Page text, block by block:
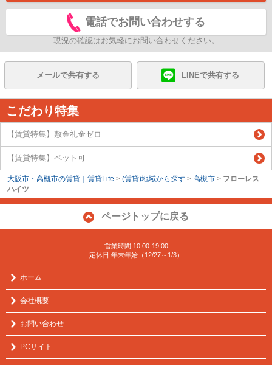
電話でお問い合わせする
現況の確認はお気軽にお問い合わせください。
メールで共有する LINEで共有する
こだわり特集
【賃貸特集】敷金礼金ゼロ
【賃貸特集】ペット可
大阪市・高槻市の賃貸｜賃貸Life > (賃貸)地域から探す > 高槻市 > フローレス
ハイツ
ページトップに戻る
営業時間:10:00-19:00
定休日:年末年始（12/27～1/3）
ホーム
会社概要
お問い合わせ
PCサイト